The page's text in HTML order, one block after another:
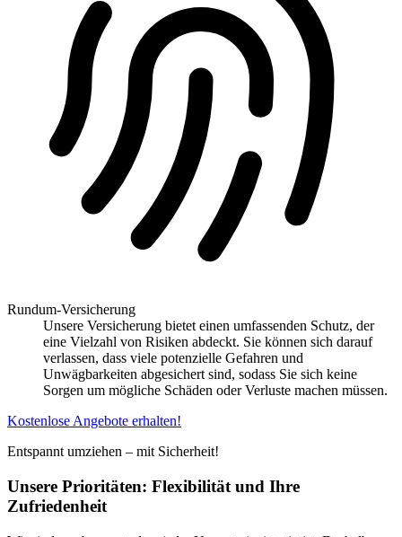
Rundum-Versicherung
Unsere Versicherung bietet einen umfassenden Schutz, der
eine Vielzahl von Risiken abdeckt. Sie können sich darauf
verlassen, dass viele potenzielle Gefahren und
Unwägbarkeiten abgesichert sind, sodass Sie sich keine
Sorgen um mögliche Schäden oder Verluste machen müssen.
Kostenlose Angebote erhalten!
Entspannt umziehen – mit Sicherheit!
Unsere Prioritäten: Flexibilität und Ihre
Zufriedenheit